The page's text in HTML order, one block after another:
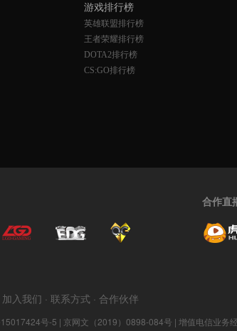
游戏排行榜
英雄联盟排行榜
王者荣耀排行榜
DOTA2排行榜
CS:GO排行榜
合作直
加入我们 · 联系方式 · 合作伙伴
号-5 | 京网文（2019）0898-084号 | 增值电信业务